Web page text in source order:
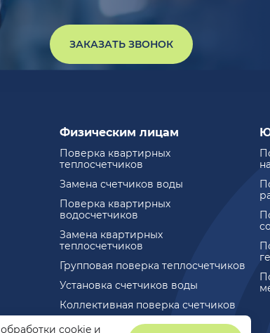
ЗАКАЗАТЬ ЗВОНОК
Физическим лицам
Поверка квартирных
теплосчетчиков
Замена счетчиков воды
Поверка квартирных
водосчетчиков
Замена квартирных
теплосчетчиков
Групповая поверка теплосчетчиков
Установка счетчиков воды
Коллективная поверка счетчиков
обработки cookie и